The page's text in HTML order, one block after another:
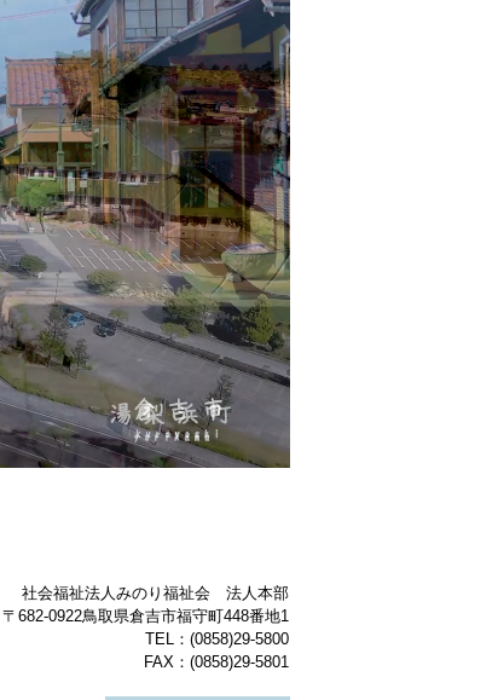
社会福祉法人みのり福祉会 法人本部
〒682-0922鳥取県倉吉市福守町448番地1
TEL：(0858)29-5800
FAX：(0858)29-5801